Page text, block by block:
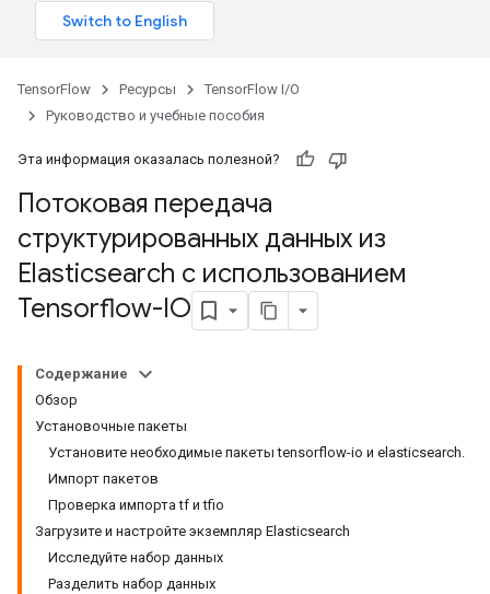
TensorFlow Ресурсы
TensorFlow I/O
Руководство и учебные пособия
Эта информация оказалась полезной?
Потоковая передача
структурированных данных из
Elasticsearch с использованием
Tensorflow-IO
Содержание
Обзор
Установочные пакеты
Установите необходимые пакеты tensorflow-io и elasticsearch.
Импорт пакетов
Проверка импорта tf и tfio
Загрузите и настройте экземпляр Elasticsearch
Исследуйте набор данных
Разделить набор данных